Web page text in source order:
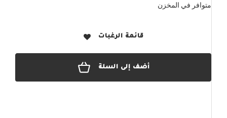
متوافر في المخزن
قائمة الرغبات
أضف إلى السلة